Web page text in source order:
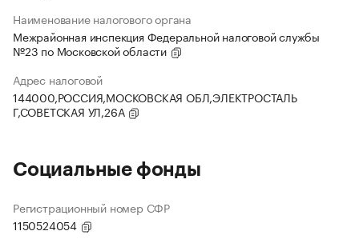
Наименование налогового органа
Межрайонная инспекция Федеральной налоговой службы
№23 по Московской области
Адрес налоговой
144000,РОССИЯ,МОСКОВСКАЯ ОБЛ,ЭЛЕКТРОСТАЛЬ
Г,СОВЕТСКАЯ УЛ,26А
Социальные фонды
Регистрационный номер СФР
1150524054